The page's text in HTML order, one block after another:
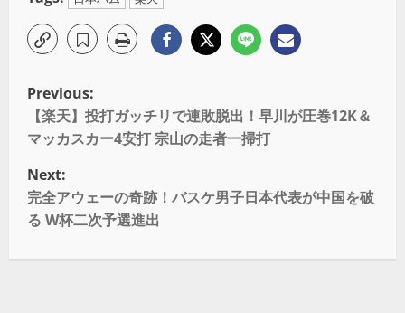
Previous:
【楽天】投打ガッチリで連敗脱出！早川が圧巻12K＆
マッカスカー4安打 宗山の走者一掃打
Next:
完全アウェーの奇跡！バスケ男子日本代表が中国を破
る W杯二次予選進出